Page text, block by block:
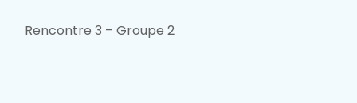
Rencontre 3 – Groupe 2